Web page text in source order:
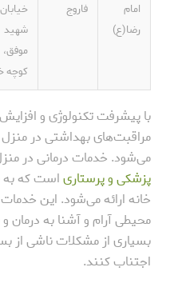
امام
رضا(ع)
فاروج
خیابان
شهید
موفق،
کوچه
با پیشرفت تکنولوژی و
مراقبت‌های بهداشتی در
می‌شود. خدمات درمانی در
پزشکی و پرستاریاست که به
خانه ارائه می‌شود. این
محیطی آرام و آشنا به درمان و
بسیاری از مشکلات ناشی از
اجتناب کنند.